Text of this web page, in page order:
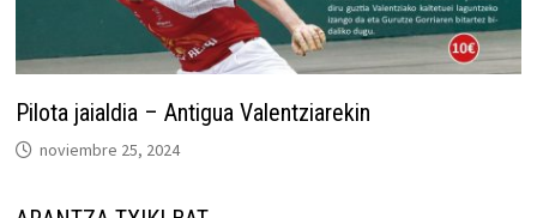
Pilota jaialdia – Antigua Valentziarekin
noviembre 25, 2024